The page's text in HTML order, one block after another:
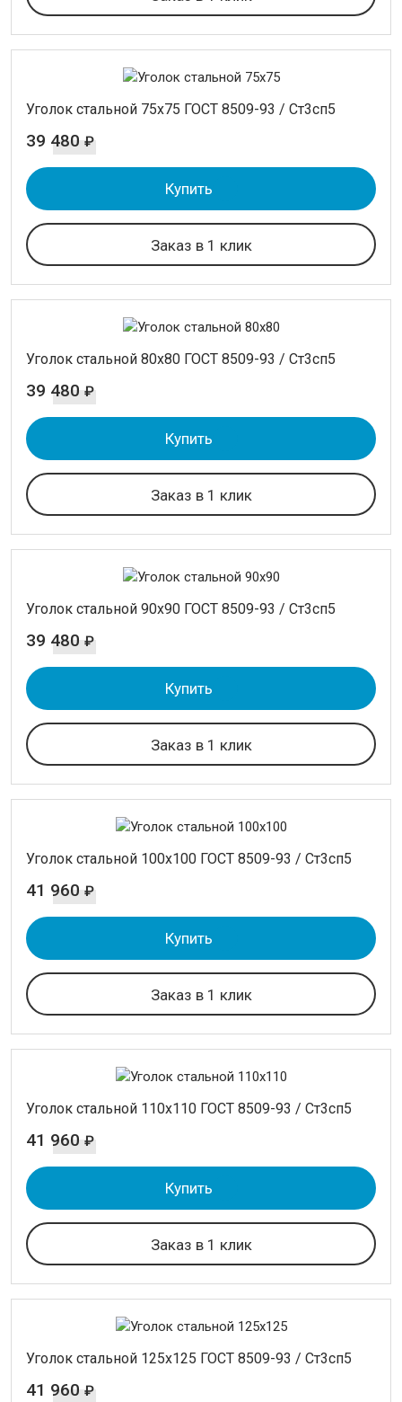
Уголок стальной 75х75 ГОСТ 8509-93 / Ст3сп5
39 480 ₽
Купить
Заказ в 1 клик
Уголок стальной 80х80 ГОСТ 8509-93 / Ст3сп5
39 480 ₽
Купить
Заказ в 1 клик
Уголок стальной 90х90 ГОСТ 8509-93 / Ст3сп5
39 480 ₽
Купить
Заказ в 1 клик
Уголок стальной 100х100 ГОСТ 8509-93 / Ст3сп5
41 960 ₽
Купить
Заказ в 1 клик
Уголок стальной 110х110 ГОСТ 8509-93 / Ст3сп5
41 960 ₽
Купить
Заказ в 1 клик
Уголок стальной 125х125 ГОСТ 8509-93 / Ст3сп5
41 960 ₽